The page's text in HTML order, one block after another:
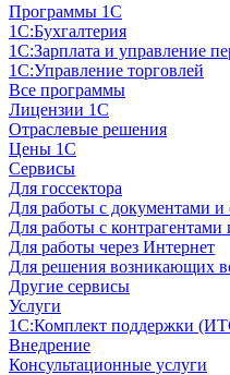
Программы 1С
1С:Бухгалтерия
1С:Зарплата и управление
1С:Управление торговлей
Все программы
Лицензии 1С
Отраслевые решения
Цены 1С
Сервисы
Для госсектора
Для работы с документами и
Для работы с контрагентами
Для работы через Интернет
Для решения возникающих
Другие сервисы
Услуги
1С:Комплект поддержки
Внедрение
Консультационные услуги